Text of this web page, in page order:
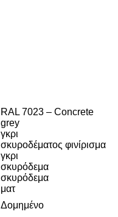
RAL 7023 – Concrete
grey
γκρι
σκυροδέματος φινίρισμα
γκρι
σκυρόδεμα
σκυρόδεμα
ματ
Δομημένο